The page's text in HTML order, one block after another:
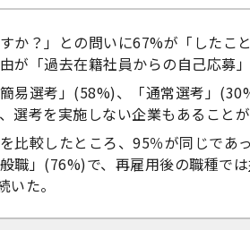
か？」との問いに67%が「したこ
が「過去在籍社員からの自己応募
易選考」(58%)、「通常選考」
選考を実施しない企業もあることが
比較したところ、95％が同じであ
職」(76%)で、再雇用後の職種では
た。